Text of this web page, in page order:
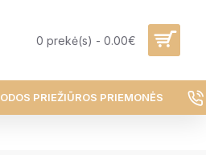
0 prekė(s) - 0.00€
ODOS PRIEŽIŪROS PRIEMONĖS